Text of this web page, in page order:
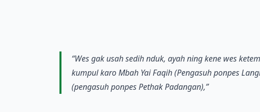
“Wes gak usah sedih nduk, ayah ning kene wes
kumpul karo Mbah Yai Faqih (Pengasuh ponpes
(pengasuh ponpes Pethak Padangan),”